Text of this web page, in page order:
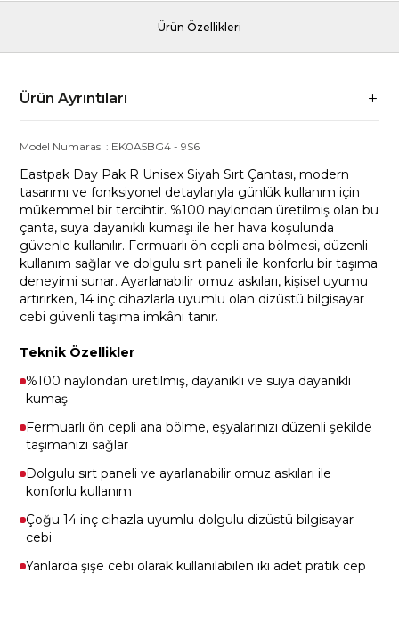
Ürün Özellikleri
Ürün Ayrıntıları
Model Numarası : EK0A5BG4 -9S6
Eastpak Day Pak R Unisex Siyah Sırt Çantası, modern
tasarımı ve fonksiyonel detaylarıyla günlük kullanım için
mükemmel bir tercihtir. %100 naylondan üretilmiş olan bu
çanta, suya dayanıklı kumaşı ile her hava koşulunda
güvenle kullanılır. Fermuarlı ön cepli ana bölmesi, düzenli
kullanım sağlar ve dolgulu sırt paneli ile konforlu bir taşıma
deneyimi sunar. Ayarlanabilir omuz askıları, kişisel uyumu
artırırken, 14 inç cihazlarla uyumlu olan dizüstü bilgisayar
cebi güvenli taşıma imkânı tanır.
Teknik Özellikler
%100 naylondan üretilmiş, dayanıklı ve suya dayanıklı
kumaş
Fermuarlı ön cepli ana bölme, eşyalarınızı düzenli şekilde
taşımanızı sağlar
Dolgulu sırt paneli ve ayarlanabilir omuz askıları ile
konforlu kullanım
Çoğu 14 inç cihazla uyumlu dolgulu dizüstü bilgisayar
cebi
Yanlarda şişe cebi olarak kullanılabilen iki adet pratik cep